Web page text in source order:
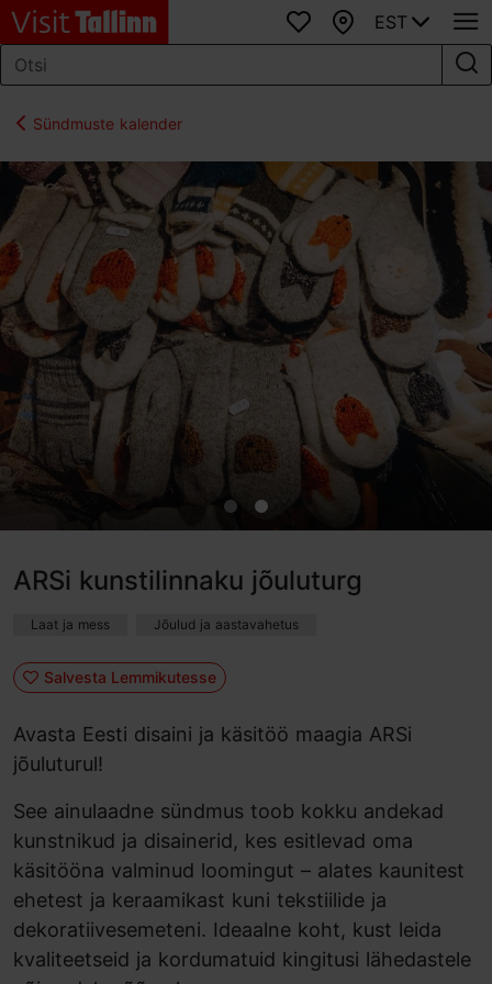
Lemmikud
Kaart
EST
Sündmuste kalender
ARSi kunstilinnaku jõuluturg
Laat ja mess Jõulud ja aastavahetus
Salvesta Lemmikutesse
Avasta Eesti disaini ja käsitöö maagia ARSi
jõuluturul!
See ainulaadne sündmus toob kokku andekad
kunstnikud ja disainerid, kes esitlevad oma
käsitööna valminud loomingut – alates kaunitest
ehetest ja keraamikast kuni tekstiilide ja
dekoratiivesemeteni. Ideaalne koht, kust leida
kvaliteetseid ja kordumatuid kingitusi lähedastele